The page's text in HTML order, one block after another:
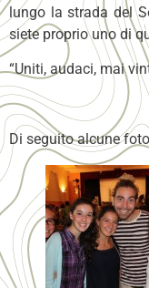
lungo la strada del
siete proprio uno di
“Uniti, audaci, mai
Di seguito alcune